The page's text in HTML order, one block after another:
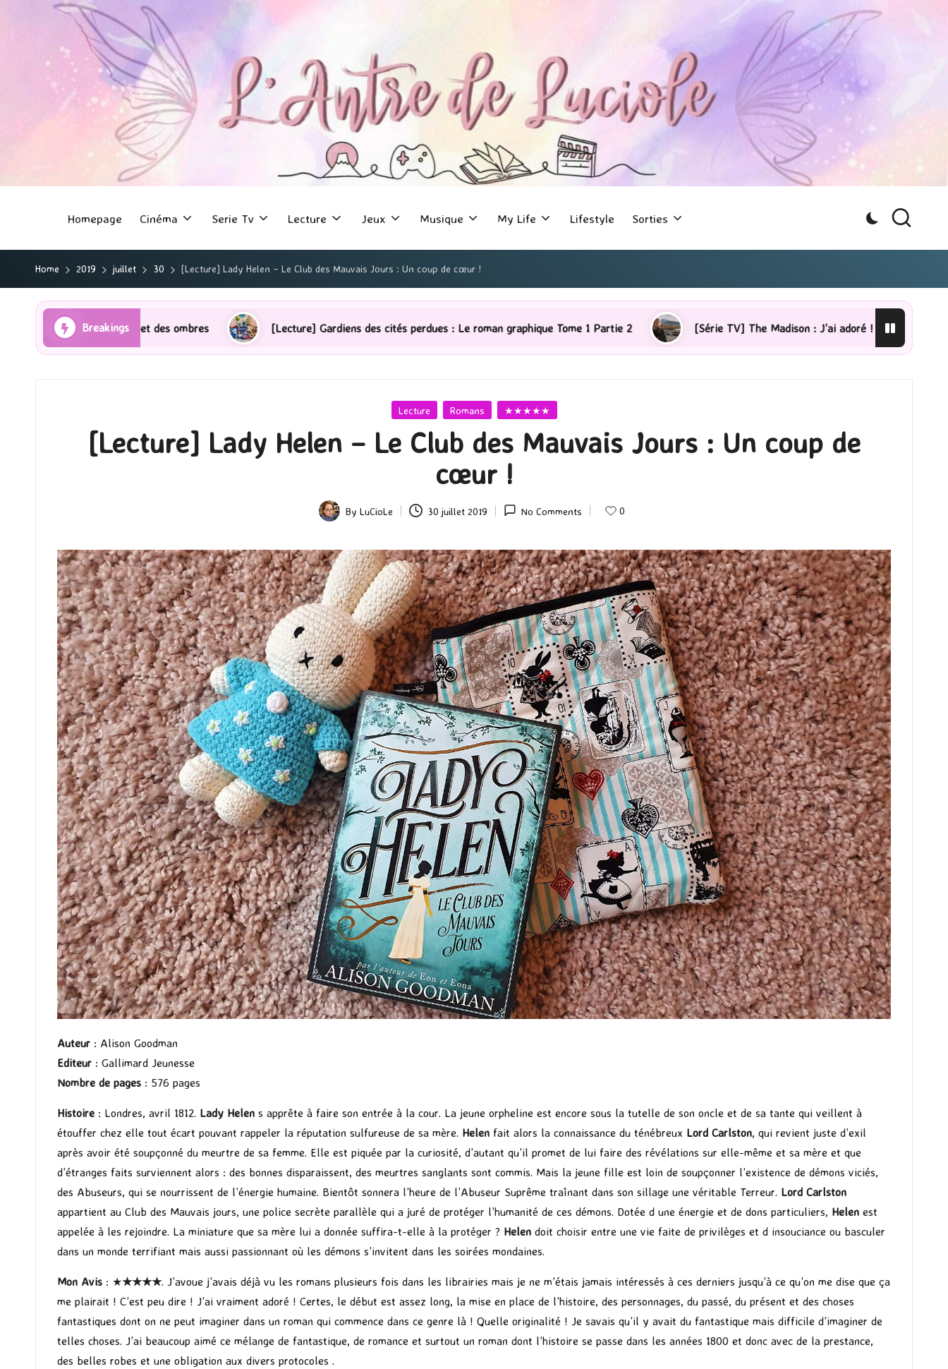
Homepage Cinéma Serie Tv Lecture Jeux Musique My Life Lifestyle Sorties
Home 2019 juillet 30 [Lecture] Lady Helen – Le Club des Mauvais Jours : Un coup de cœur !
Breakings
et des ombres [Lecture] Gardiens des cités perdues : Le roman graphique Tome 1 Partie 2 [Série TV] The Madison : J’ai adoré ! [Lecture] La femme de
Posted
Lecture Romans ★★★★★
[Lecture] Lady Helen – Le Club des Mauvais Jours : Un coup de
cœur !
Posted
ByLuCioLe 30 juillet 2019 No Comments 0
Auteur : Alison Goodman
Editeur : Gallimard Jeunesse
Nombre de pages : 576 pages
Histoire : Londres, avril 1812. Lady Helen s apprête à faire son entrée à la cour. La jeune orpheline est encore sous la tutelle de son oncle et de sa tante qui veillent à
étouffer chez elle tout écart pouvant rappeler la réputation sulfureuse de sa mère. Helen fait alors la connaissance du ténébreux Lord Carlston, qui revient juste d’exil
après avoir été soupçonné du meurtre de sa femme. Elle est piquée par la curiosité, d’autant qu’il promet de lui faire des révélations sur elle-même et sa mère et que
d’étranges faits surviennent alors : des bonnes disparaissent, des meurtres sanglants sont commis. Mais la jeune fille est loin de soupçonner l’existence de démons viciés,
des Abuseurs, qui se nourrissent de l’énergie humaine. Bientôt sonnera l’heure de l’Abuseur Suprême traînant dans son sillage une véritable Terreur. Lord Carlston
appartient au Club des Mauvais jours, une police secrète parallèle qui a juré de protéger l’humanité de ces démons. Dotée d une énergie et de dons particuliers, Helen est
appelée à les rejoindre. La miniature que sa mère lui a donnée suffira-t-elle à la protéger ? Helen doit choisir entre une vie faite de privilèges et d insouciance ou basculer
dans un monde terrifiant mais aussi passionnant où les démons s’invitent dans les soirées mondaines.
Mon Avis : ★★★★★. J’avoue j’avais déjà vu les romans plusieurs fois dans les librairies mais je ne m’étais jamais intéressés à ces derniers jusqu’à ce qu’on me dise que ça
me plairait ! C’est peu dire ! J’ai vraiment adoré ! Certes, le début est assez long, la mise en place de l’histoire, des personnages, du passé, du présent et des choses
fantastiques dont on ne peut imaginer dans un roman qui commence dans ce genre là ! Quelle originalité ! Je savais qu’il y avait du fantastique mais difficile d’imaginer de
telles choses. J’ai beaucoup aimé ce mélange de fantastique, de romance et surtout un roman dont l’histoire se passe dans les années 1800 et donc avec de la prestance,
des belles robes et une obligation aux divers protocoles .